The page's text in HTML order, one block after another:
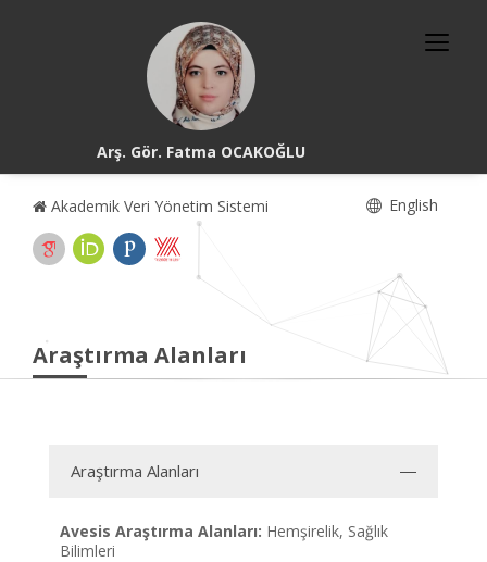
Arş. Gör. Fatma OCAKOĞLU
Akademik Veri Yönetim Sistemi English
Araştırma Alanları
Araştırma Alanları
Avesis Araştırma Alanları: Hemşirelik, Sağlık
Bilimleri